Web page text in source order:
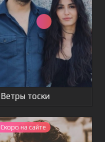
Ветры тоски
Скоро на сайте